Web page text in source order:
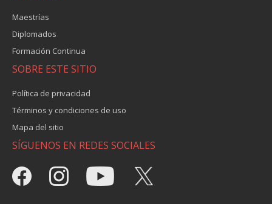
Maestrías
Diplomados
Formación Continua
SOBRE ESTE SITIO
Política de privacidad
Términos y condiciones de uso
Mapa del sitio
SÍGUENOS EN REDES SOCIALES